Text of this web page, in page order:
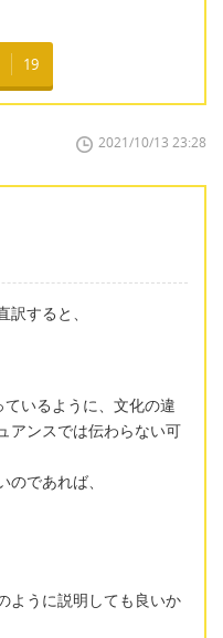
19
2021/10/13 23:28
訳すると、
いるように、文化の違
アンスでは伝わらない可
のであれば、
ように説明しても良いか